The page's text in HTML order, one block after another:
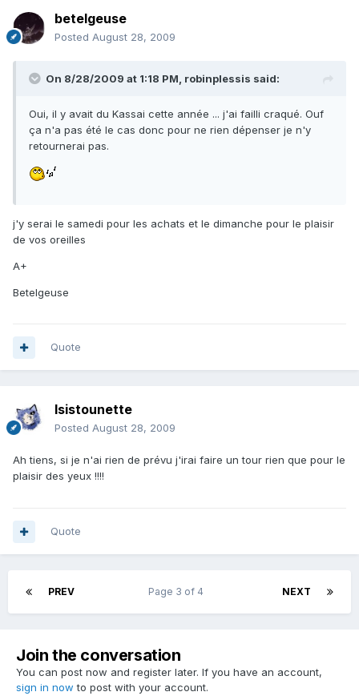
betelgeuse
Posted August 28, 2009
On 8/28/2009 at 1:18 PM, robinplessis said:
Oui, il y avait du Kassai cette année ... j'ai failli craqué. Ouf
ça n'a pas été le cas donc pour ne rien dépenser je n'y
retournerai pas.
j'y serai le samedi pour les achats et le dimanche pour le plaisir
de vos oreilles
A+
Betelgeuse
Quote
Isistounette
Posted August 28, 2009
Ah tiens, si je n'ai rien de prévu j'irai faire un tour rien que pour le
plaisir des yeux !!!!
Quote
PREV NEXT
Page 3 of 4
Join the conversation
You can post now and register later. If you have an account,
sign in now to post with your account.